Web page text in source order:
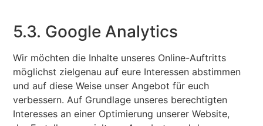
5.3. Google Analytics
Wir möchten die Inhalte unseres Online-Auftritts
möglichst zielgenau auf eure Interessen abstimmen
und auf diese Weise unser Angebot für euch
verbessern. Auf Grundlage unseres berechtigten
Interesses an einer Optimierung unserer Website,